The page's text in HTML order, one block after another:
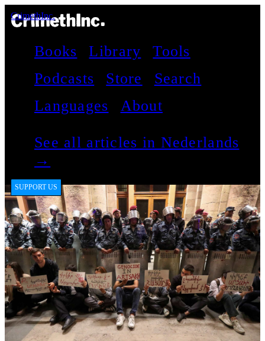
CrimethInc.
Books Library
Tools
Podcasts
Store
Search
Languages
About
See all articles in Nederlands
→
SUPPORT US